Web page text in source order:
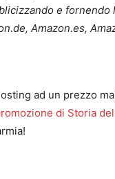
e fornendo
Amazon.es,
ad un prezzo
di Storia